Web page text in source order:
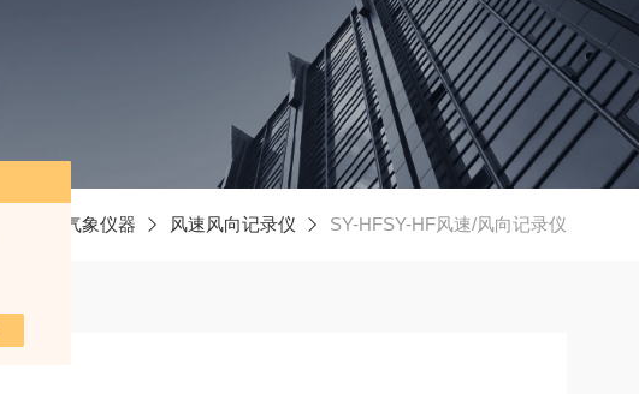
农业环境气象仪器 风速风向记录仪 SY-HFSY-HF风速/风向记录仪